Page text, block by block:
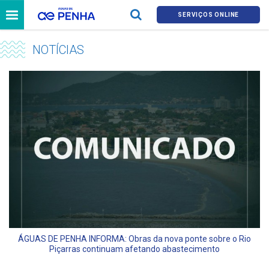
SERVIÇOS ONLINE
NOTÍCIAS
ÁGUAS DE PENHA INFORMA: Obras da nova ponte sobre o Rio
Piçarras continuam afetando abastecimento